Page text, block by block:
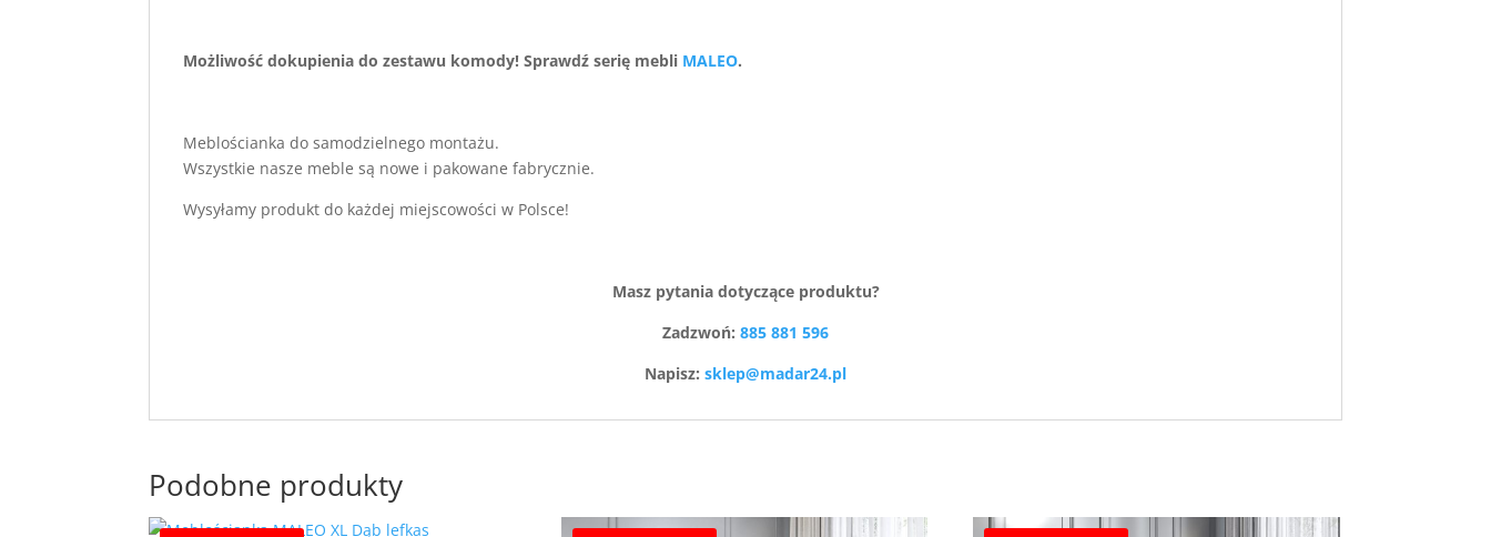
Możliwość dokupienia do zestawu komody! Sprawdź serię mebli MALEO.
Meblościanka do samodzielnego montażu.
Wszystkie nasze meble są nowe i pakowane fabrycznie.
Wysyłamy produkt do każdej miejscowości w Polsce!
Masz pytania dotyczące produktu?
Zadzwoń: 885 881 596
Napisz: sklep@madar24.pl
Podobne produkty